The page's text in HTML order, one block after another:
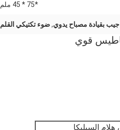
*75 * 45 ملم
جيب بقيادة مصباح يدوي,ضوء تكتيكي القلم